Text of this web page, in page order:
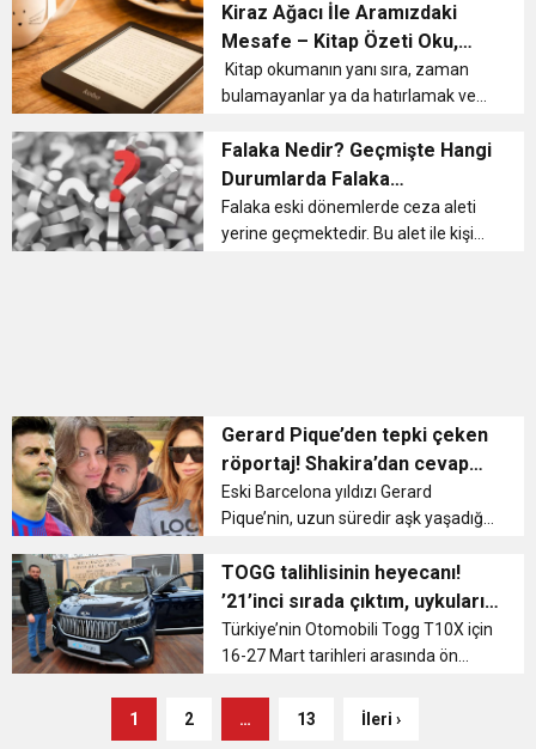
yüzyılda anonim bir yazar
tarafından kaleme alınmıştır. Dede
Korkut Hikayeleri – Konusu D...
Kiraz Ağacı İle Aramızdaki
Mesafe – Kitap Özeti Oku,
Konusu, Karakterleri Ve Sayfa
Sayısı
Kitap okumanın yanı sıra, zaman
bulamayanlar ya da hatırlamak veya
özetlerini okumayı tercih eder. Kiraz
Ağacı ile Aramızdaki Mesafe de bu
kitaplardan biridir. ...
Falaka Nedir? Geçmişte Hangi
Durumlarda Falaka
Kullanılıyordu?
Falaka eski dönemlerde ceza aleti
yerine geçmektedir. Bu alet ile kişi
Gerard Pique’den tepki çeken
röportaj! Shakira’dan cevap
gecikmedi
Eski Barcelona yıldızı Gerard
Pique’nin, uzun süredir aşk yaşadığı,
aldattığı; Şarkıcının buzdolabında
olan bir reçel sayesinde ortaya
çıkmıştı. Çünkü ...
TOGG talihlisinin heyecanı!
’21’inci sırada çıktım, uykularımı
kaçırdı’
Türkiye’nin Otomobili Togg T10X için
16-27 Mart tarihleri arasında ön
kişi, noter huzurunda dijital çekilişe
1 2 … 13 İleri ›